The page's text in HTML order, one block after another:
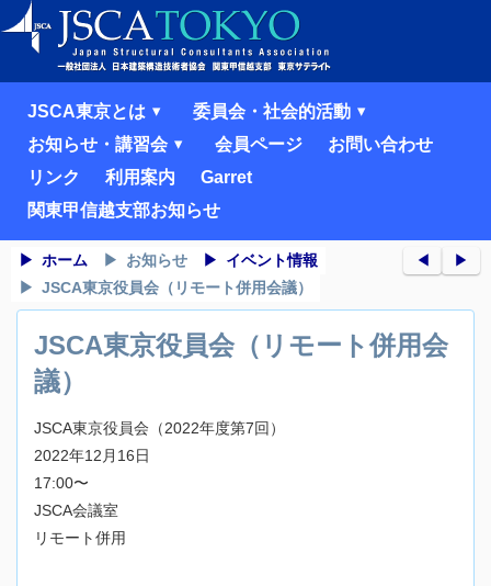
JSCA東京とは
委員会・社会的活動
お知らせ・講習会
会員ページ
お問い合わせ
リンク
利用案内
Garret
関東甲信越支部お知らせ
ホーム お知らせ
イベント情報
JSCA東京役員会（リモート併用会議）
◀︎ ▶︎
JSCA東京役員会（リモート併用会
議）
JSCA東京役員会（2022年度第7回）
2022年12月16日
17:00〜
JSCA会議室
リモート併用